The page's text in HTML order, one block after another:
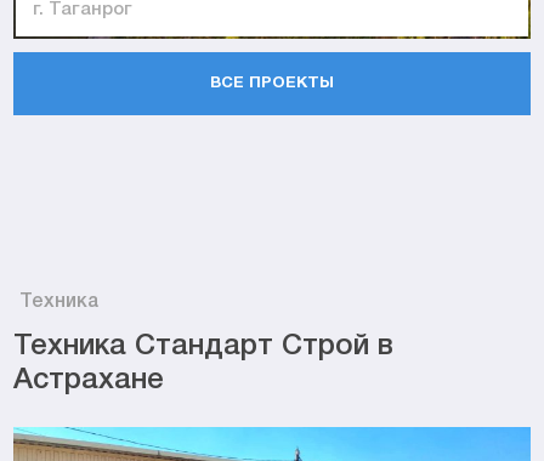
г. Таганрог
ВСЕ ПРОЕКТЫ
Техника
Техника Стандарт Строй в
Астрахане